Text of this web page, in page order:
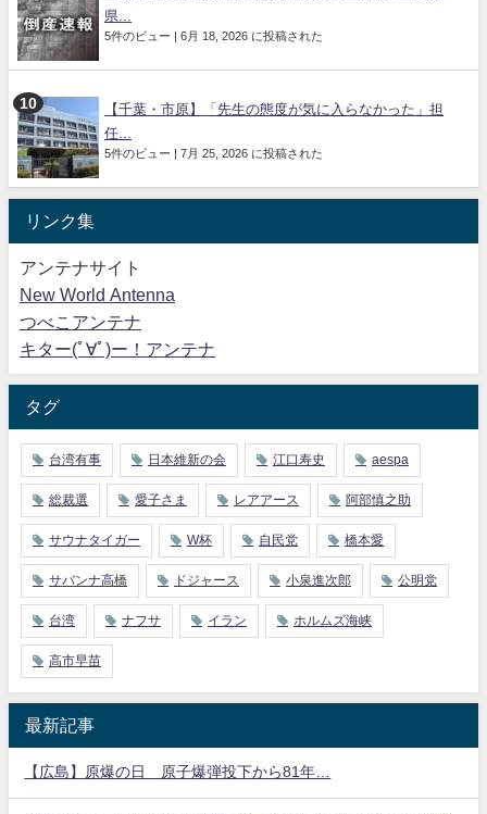
県...
5件のビュー | 6月 18, 2026 に投稿された
【千葉・市原】「先生の態度が気に入らなかった」担
任...
5件のビュー | 7月 25, 2026 に投稿された
リンク集
アンテナサイト
New World Antenna
つべこアンテナ
キター(ﾟ∀ﾟ)ー！アンテナ
タグ
台湾有事 日本維新の会 江口寿史 aespa
総裁選 愛子さま レアアース 阿部慎之助
サウナタイガー W杯 自民党 橋本愛
サバンナ高橋 ドジャース 小泉進次郎 公明党
台湾 ナフサ イラン ホルムズ海峡
高市早苗
最新記事
【広島】原爆の日 原子爆弾投下から81年…